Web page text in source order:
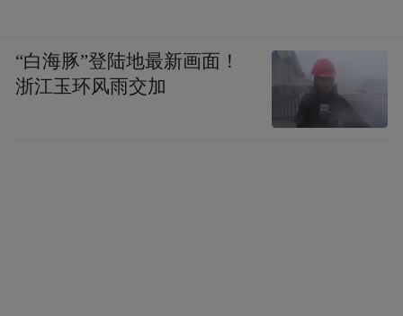
“白海豚”登陆地最新画面！
浙江玉环风雨交加